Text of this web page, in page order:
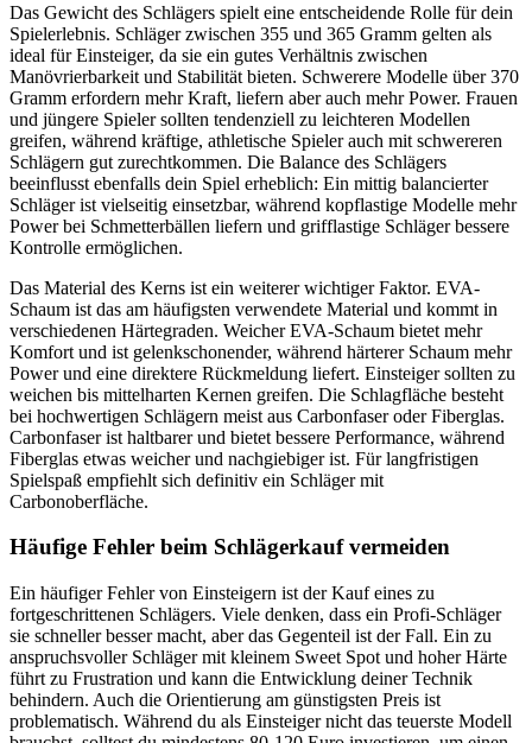
Das Gewicht des Schlägers spielt eine entscheidende Rolle für dein
Spielerlebnis. Schläger zwischen 355 und 365 Gramm gelten als
ideal für Einsteiger, da sie ein gutes Verhältnis zwischen
Manövrierbarkeit und Stabilität bieten. Schwerere Modelle über 370
Gramm erfordern mehr Kraft, liefern aber auch mehr Power. Frauen
und jüngere Spieler sollten tendenziell zu leichteren Modellen
greifen, während kräftige, athletische Spieler auch mit schwereren
Schlägern gut zurechtkommen. Die Balance des Schlägers
beeinflusst ebenfalls dein Spiel erheblich: Ein mittig balancierter
Schläger ist vielseitig einsetzbar, während kopflastige Modelle mehr
Power bei Schmetterbällen liefern und grifflastige Schläger bessere
Kontrolle ermöglichen.
Das Material des Kerns ist ein weiterer wichtiger Faktor. EVA-
Schaum ist das am häufigsten verwendete Material und kommt in
verschiedenen Härtegraden. Weicher EVA-Schaum bietet mehr
Komfort und ist gelenkschonender, während härterer Schaum mehr
Power und eine direktere Rückmeldung liefert. Einsteiger sollten zu
weichen bis mittelharten Kernen greifen. Die Schlagfläche besteht
bei hochwertigen Schlägern meist aus Carbonfaser oder Fiberglas.
Carbonfaser ist haltbarer und bietet bessere Performance, während
Fiberglas etwas weicher und nachgiebiger ist. Für langfristigen
Spielspaß empfiehlt sich definitiv ein Schläger mit
Carbonoberfläche.
Häufige Fehler beim Schlägerkauf vermeiden
Ein häufiger Fehler von Einsteigern ist der Kauf eines zu
fortgeschrittenen Schlägers. Viele denken, dass ein Profi-Schläger
sie schneller besser macht, aber das Gegenteil ist der Fall. Ein zu
anspruchsvoller Schläger mit kleinem Sweet Spot und hoher Härte
führt zu Frustration und kann die Entwicklung deiner Technik
behindern. Auch die Orientierung am günstigsten Preis ist
problematisch. Während du als Einsteiger nicht das teuerste Modell